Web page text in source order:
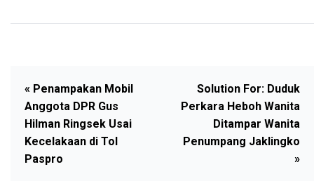
« Penampakan Mobil
Anggota DPR Gus
Hilman Ringsek Usai
Kecelakaan di Tol
Paspro
Solution For: Duduk
Perkara Heboh Wanita
Ditampar Wanita
Penumpang Jaklingko
»